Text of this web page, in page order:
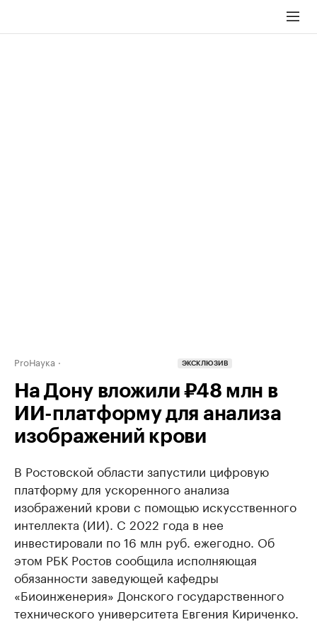
ProНаука ЭКСКЛЮЗИВ
На Дону вложили ₽48 млн в
ИИ-платформу для анализа
изображений крови
В Ростовской области запустили цифровую
платформу для ускоренного анализа
изображений крови с помощью искусственного
интеллекта (ИИ). C 2022 года в нее
инвестировали по 16 млн руб. ежегодно. Об
этом РБК Ростов сообщила исполняющая
обязанности заведующей кафедры
«Биоинженерия» Донского государственного
технического университета Евгения Кириченко.